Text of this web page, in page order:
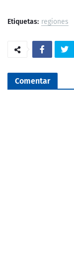
Etiquetas: regiones
Comentar